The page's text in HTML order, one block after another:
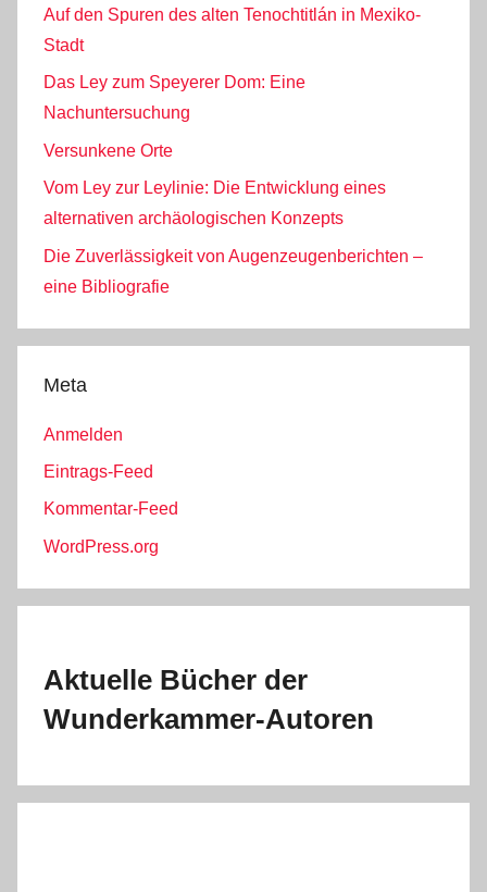
Auf den Spuren des alten Tenochtitlán in Mexiko-
Stadt
Das Ley zum Speyerer Dom: Eine
Nachuntersuchung
Versunkene Orte
Vom Ley zur Leylinie: Die Entwicklung eines
alternativen archäologischen Konzepts
Die Zuverlässigkeit von Augenzeugenberichten –
eine Bibliografie
Meta
Anmelden
Eintrags-Feed
Kommentar-Feed
WordPress.org
Aktuelle Bücher der
Wunderkammer-Autoren